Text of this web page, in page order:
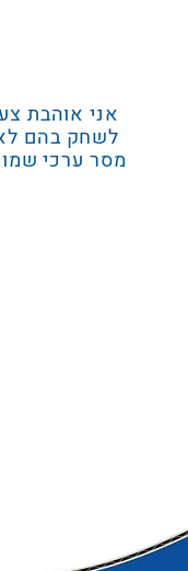
אני אוהבת
לשחק בהם
מסר ערכי